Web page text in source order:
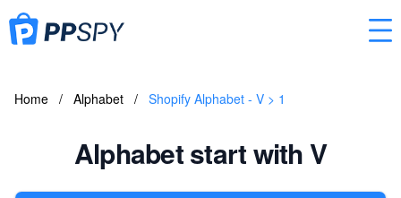
Home / Alphabet / Shopify Alphabet - V > 1
Alphabet start with V